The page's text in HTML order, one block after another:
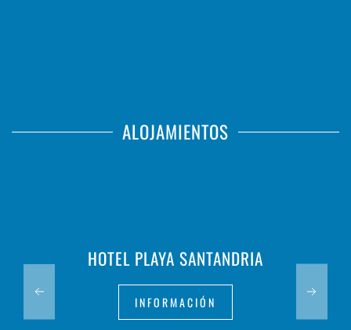
ALOJAMIENTOS
HOTEL PLAYA SANTANDRIA
INFORMACIÓN